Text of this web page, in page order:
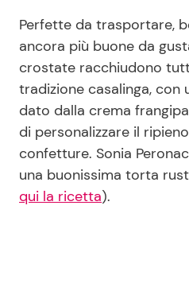
Disclaimer e Privacy
Redazione
Contattaci
Pubblicità
Privacy Policy
Perfette da trasportare,
ancora più buone da
crostate racchiudono
tradizione casalinga,
dato dalla crema
di personalizzare il
confetture. Sonia
una buonissima torta
qui la ricetta).